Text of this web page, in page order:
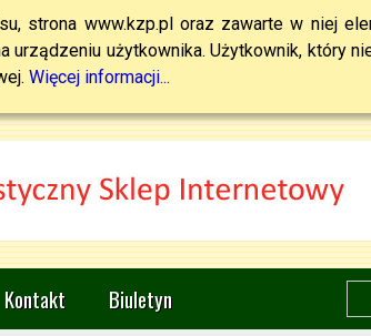
strona www.kzp.pl oraz zawarte w niej
urządzeniu użytkownika. Użytkownik, który
Więcej informacji...
Kontakt
Biuletyn